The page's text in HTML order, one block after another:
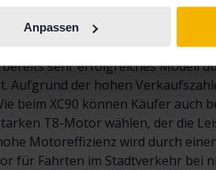
Anpassen
2008 für sein elegantes
der Premium-SUV-Klasse in
sind viele XC60 auf dem
sehr erfolgreiches Modell
der hohen
beim XC90 können Käufer auch
T8-Motor wählen, der die
Motoreffizienz wird durch
für Fahrten im Stadtverkehr bei